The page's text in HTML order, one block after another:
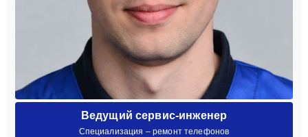
Ведущий сервис-инженер
Специализация – ремонт телефонов